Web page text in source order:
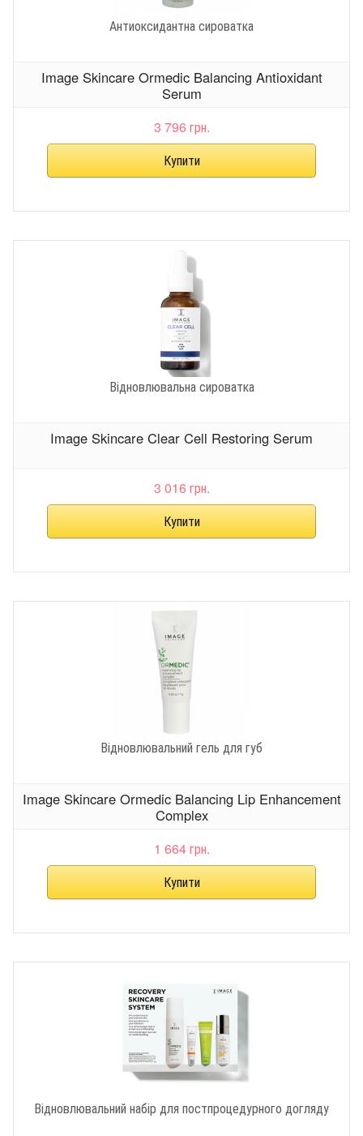
Антиоксидантна сироватка
Image Skincare Ormedic Balancing Antioxidant
Serum
3 796 грн.
Відновлювальна сироватка
Image Skincare Clear Cell Restoring Serum
3 016 грн.
Відновлювальний гель для губ
Image Skincare Ormedic Balancing Lip Enhancement
Complex
1 664 грн.
Відновлювальний набір для постпроцедурного догляду